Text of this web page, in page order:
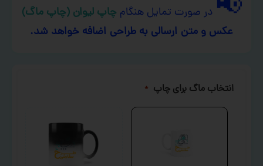
📢 در صورت تمایل هنگام چاپ لیوان (چاپ ماگ)
عکس و متن ارسالی به طراحی اضافه خواهد شد.
انتخاب ماگ برای چاپ *